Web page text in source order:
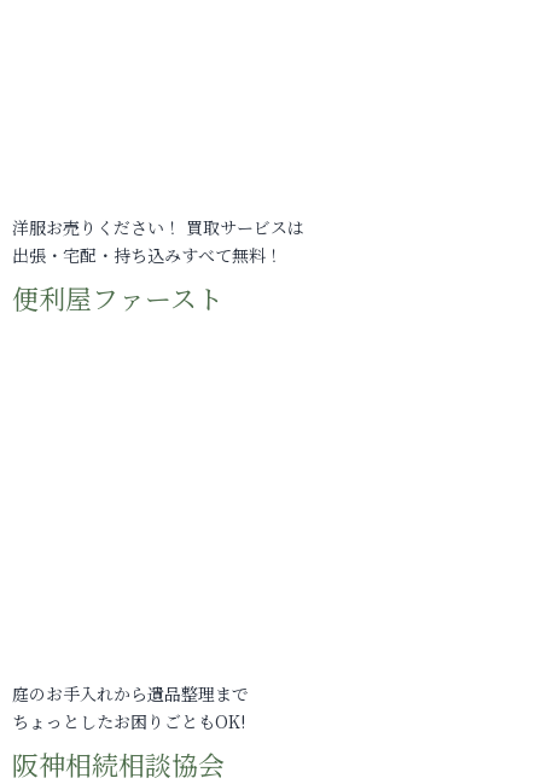
洋服お売りください！ 買取サービスは
出張・宅配・持ち込みすべて無料！
便利屋ファースト
庭のお手入れから遺品整理まで
ちょっとしたお困りごともOK!
阪神相続相談協会